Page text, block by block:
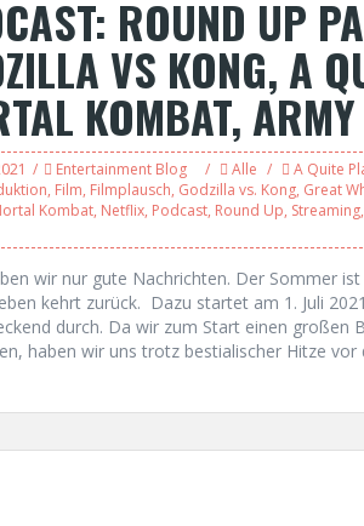
ROUND UP
VS KONG, A
KOMBAT,
Entertainment Blog Alle A Quite
, Film, Filmplausch, Godzilla vs. Kong, Great
Kombat, Netflix, Podcast, Round Up, Streaming,
wir nur gute Nachrichten. Der Sommer
kehrt zurück. Dazu startet am 1. Juli
durch. Da wir zum Start einen großen
haben wir uns trotz bestialischer Hitze